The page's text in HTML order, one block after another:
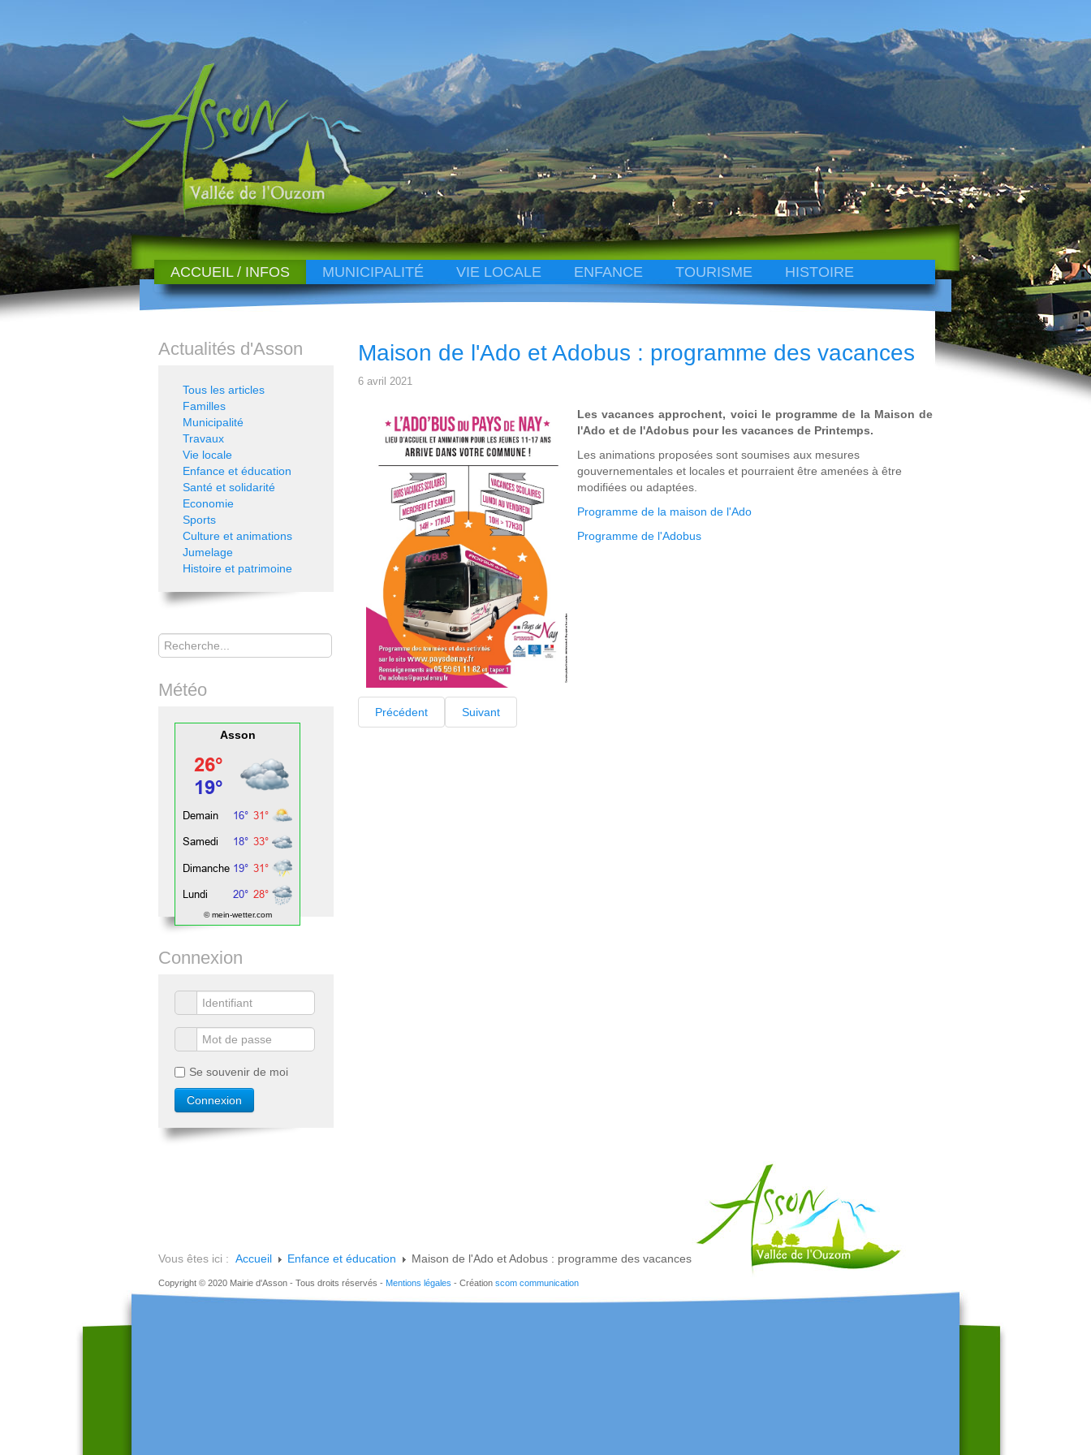
ACCUEIL / INFOS MUNICIPALITÉ VIE LOCALE ENFANCE TOURISME HISTOIRE
Maison de l'Ado et Adobus : programme des vacances
6 avril 2021
Les vacances approchent, voici le programme de la Maison de
l'Ado et de l'Adobus pour les vacances de Printemps.
Les animations proposées sont soumises aux mesures
gouvernementales et locales et pourraient être amenées à être
modifiées ou adaptées.
Programme de la maison de l'Ado
Programme de l'Adobus
Précédent Suivant
Actualités d'Asson
Tous les articles
Familles
Municipalité
Travaux
Vie locale
Enfance et éducation
Santé et solidarité
Economie
Sports
Culture et animations
Jumelage
Histoire et patrimoine
Rechercher
Météo
Asson
© mein-wetter.com
Connexion
Se souvenir de moi
Vous êtes ici : Accueil Enfance et éducation Maison de l'Ado et Adobus : programme des vacances
Copyright © 2020 Mairie d'Asson - Tous droits réservés - Mentions légales - Création scom communication